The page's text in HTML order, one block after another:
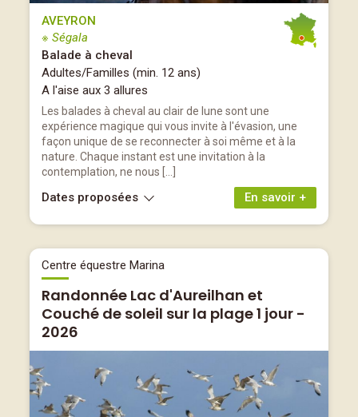
AVEYRON
※ Ségala
Balade à cheval
Adultes/Familles (min. 12 ans)
A l'aise aux 3 allures
Les balades à cheval au clair de lune sont une
expérience magique qui vous invite à l'évasion, une
façon unique de se reconnecter à soi même et à la
nature. Chaque instant est une invitation à la
contemplation, ne nous […]
En savoir +
Dates proposées
Centre équestre Marina
Randonnée Lac d'Aureilhan et
Couché de soleil sur la plage 1 jour -
2026